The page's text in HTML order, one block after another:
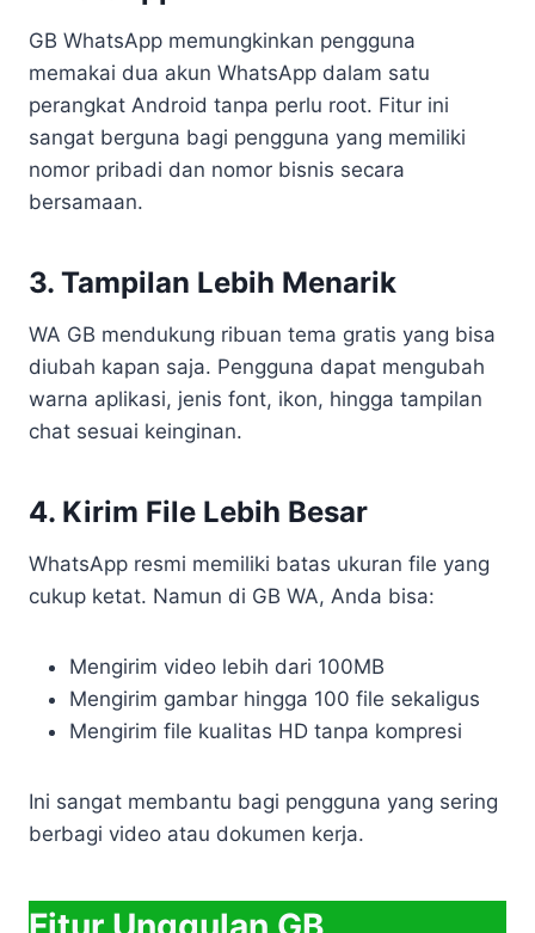
GB WhatsApp memungkinkan pengguna
memakai dua akun WhatsApp dalam satu
perangkat Android tanpa perlu root. Fitur ini
sangat berguna bagi pengguna yang memiliki
nomor pribadi dan nomor bisnis secara
bersamaan.
3. Tampilan Lebih Menarik
WA GB mendukung ribuan tema gratis yang bisa
diubah kapan saja. Pengguna dapat mengubah
warna aplikasi, jenis font, ikon, hingga tampilan
chat sesuai keinginan.
4. Kirim File Lebih Besar
WhatsApp resmi memiliki batas ukuran file yang
cukup ketat. Namun di GB WA, Anda bisa:
Mengirim video lebih dari 100MB
Mengirim gambar hingga 100 file sekaligus
Mengirim file kualitas HD tanpa kompresi
Ini sangat membantu bagi pengguna yang sering
berbagi video atau dokumen kerja.